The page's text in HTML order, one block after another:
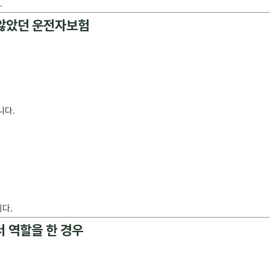
았던 운전자보험
다.
다.
역할을 한 경우